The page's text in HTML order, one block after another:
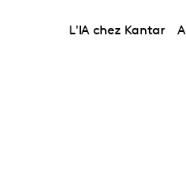
L'IA chez Kantar